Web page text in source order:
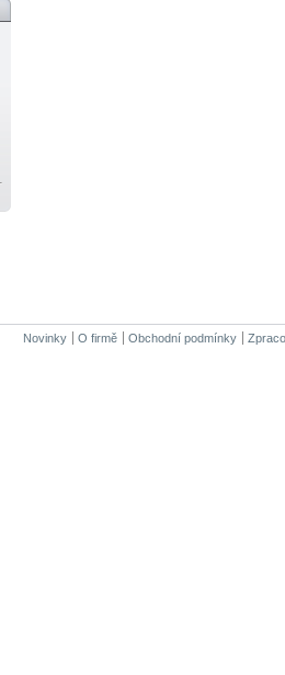
Novinky O firmě Obchodní podmínky